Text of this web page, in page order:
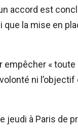
accord est
la mise en
«
ni l’objectif
jeudi à Paris de